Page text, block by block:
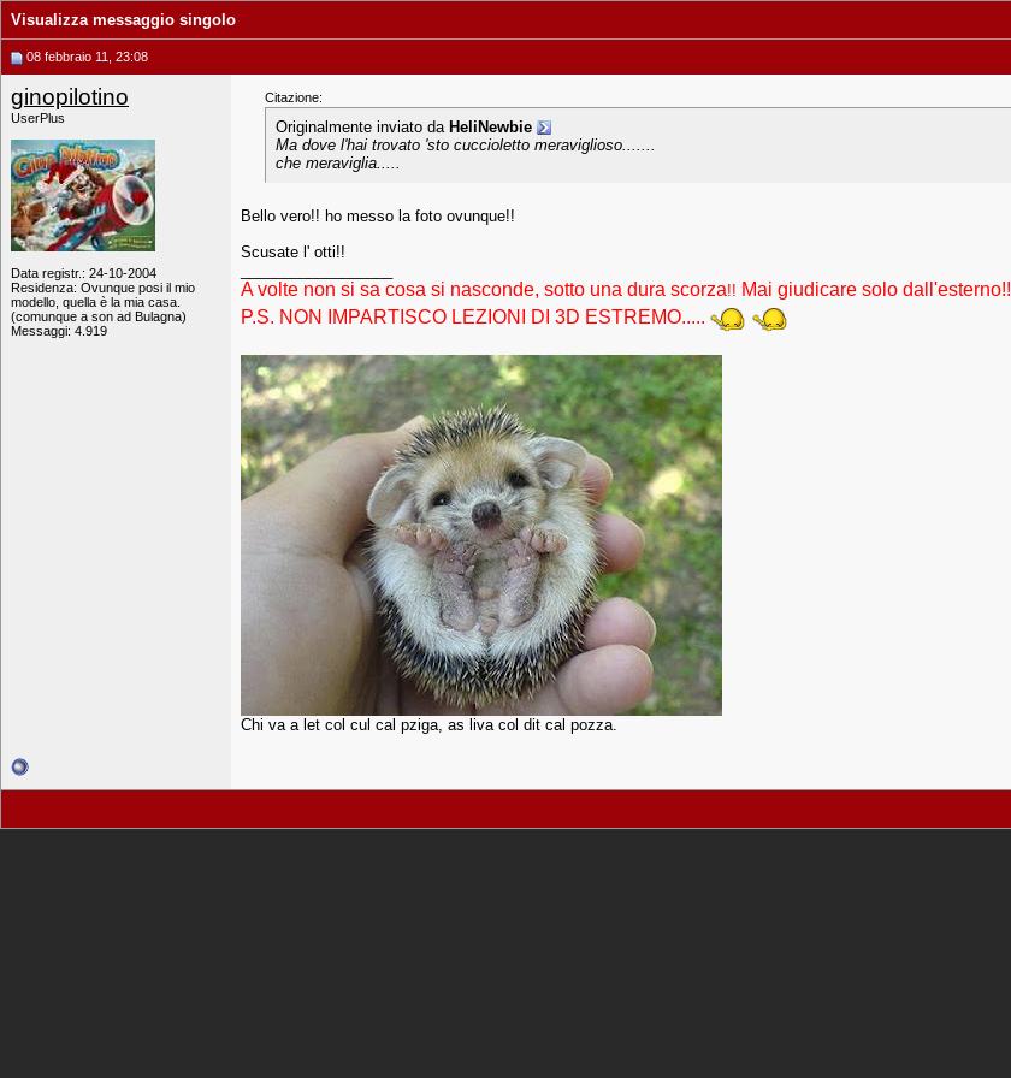
Visualizza messaggio singolo
08 febbraio 11, 23:08
ginopilotino
UserPlus
Data registr.: 24-10-2004
Residenza: Ovunque posi il mio
modello, quella è la mia casa.
(comunque a son ad Bulagna)
Messaggi: 4.919
Citazione:
Originalmente inviato da HeliNewbie
Ma dove l'hai trovato 'sto cuccioletto meraviglioso.......
che meraviglia.....
Bello vero!! ho messo la foto ovunque!!
Scusate l' otti!!
A volte non si sa cosa si nasconde, sotto una dura scorza!! Mai giudicare solo dall'esterno!!
P.S. NON IMPARTISCO LEZIONI DI 3D ESTREMO.....
Chi va a let col cul cal pziga, as liva col dit cal pozza.